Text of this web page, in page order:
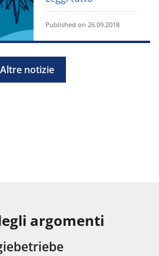
Published on 26.09.2018
Altre notizie
argomenti